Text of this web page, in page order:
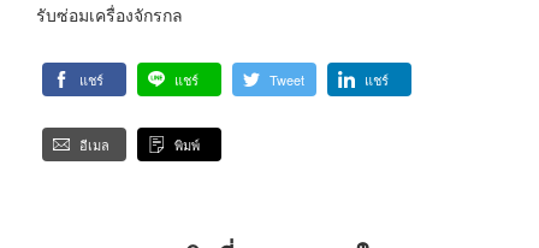
รับซ่อมเครื่องจักรกล
แชร์ แชร์ Tweet แชร์
อีเมล พิมพ์